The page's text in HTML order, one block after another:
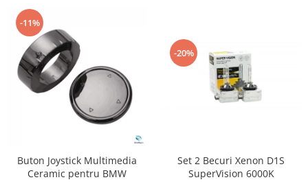
-11%
Buton Joystick Multimedia
Ceramic pentru BMW
-20%
Set 2 Becuri Xenon D1S
SuperVision 6000K